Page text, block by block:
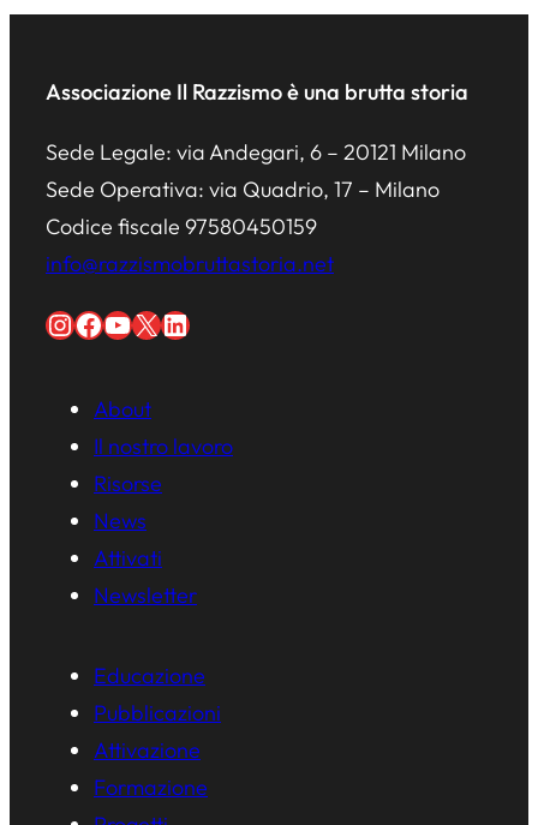
Associazione Il Razzismo è una brutta storia
Sede Legale: via Andegari, 6 – 20121 Milano
Sede Operativa: via Quadrio, 17 – Milano
Codice fiscale 97580450159
info@razzismobruttastoria.net
InstagramFacebook YouTube X LinkedIn
About
Il nostro lavoro
Risorse
News
Attivati
Newsletter
Educazione
Pubblicazioni
Attivazione
Formazione